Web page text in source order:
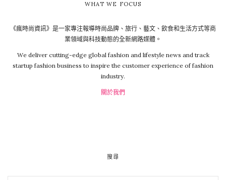
WHAT WE FOCUS
《瘋時尚資訊》是一家專注報導時尚品牌、旅行、藝文、飲食和生活方式等商
業領域與科技動態的全新網路媒體。
We deliver cutting-edge global fashion and lifestyle news and track
startup fashion business to inspire the customer experience of fashion
industry.
關於我們
搜尋